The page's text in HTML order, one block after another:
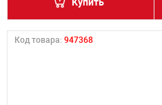
Код товара: 947368